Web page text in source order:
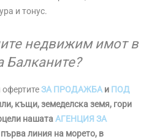
и тонус.
недвижим имот в
Балканите?
офертитеЗА ПРОДАЖБАи ПОД
къщи, земеделска земя, гори
нашатаАГЕНЦИЯ ЗА
линия на морето, в